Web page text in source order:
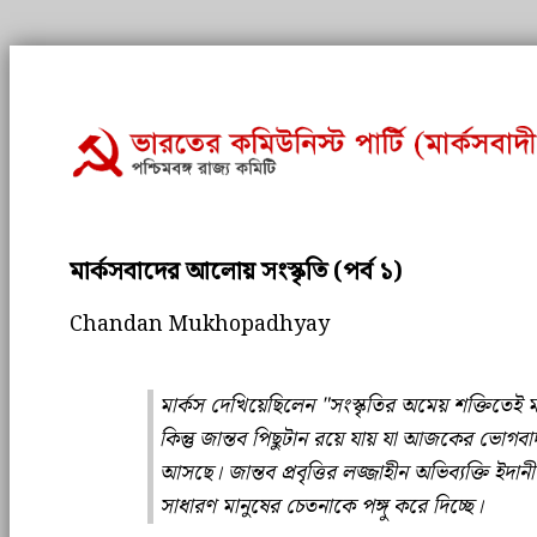
মার্কসবাদের আলোয় সংস্কৃতি (পর্ব ১)
Chandan Mukhopadhyay
মার্কস দেখিয়েছিলেন "সংস্কৃতির অমেয়
কিন্তু জান্তব পিছুটান রয়ে যায় যা আজকের
আসছে। জান্তব প্রবৃত্তির লজ্জাহীন অভিব্যক্তি
সাধারণ মানুষের চেতনাকে পঙ্গু করে দিচ্ছে।